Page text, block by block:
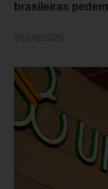
brasileiras